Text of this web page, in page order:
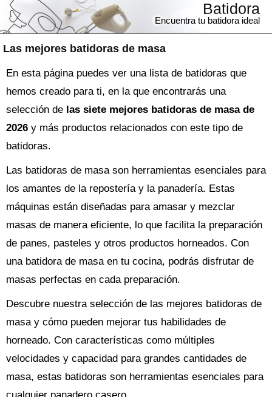
Las mejores batidoras de masa
Batidora
Encuentra tu batidora ideal
En esta página puedes ver una lista de batidoras que
hemos creado para ti, en la que encontrarás una
selección de las siete mejores batidoras de masa de
2026 y más productos relacionados con este tipo de
batidoras.
Las batidoras de masa son herramientas esenciales para
los amantes de la repostería y la panadería. Estas
máquinas están diseñadas para amasar y mezclar
masas de manera eficiente, lo que facilita la preparación
de panes, pasteles y otros productos horneados. Con
una batidora de masa en tu cocina, podrás disfrutar de
masas perfectas en cada preparación.
Descubre nuestra selección de las mejores batidoras de
masa y cómo pueden mejorar tus habilidades de
horneado. Con características como múltiples
velocidades y capacidad para grandes cantidades de
masa, estas batidoras son herramientas esenciales para